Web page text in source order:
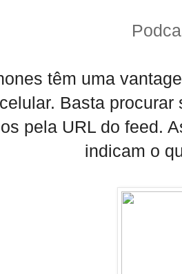
têm uma
Basta
pela URL do feed.
indicam o